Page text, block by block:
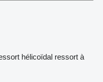
hélicoïdal ressort à